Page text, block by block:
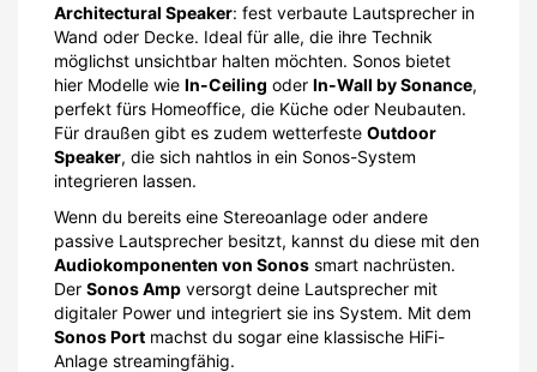
Architectural Speaker: fest verbaute Lautsprecher in
Wand oder Decke. Ideal für alle, die ihre Technik
möglichst unsichtbar halten möchten. Sonos bietet
hier Modelle wie In-Ceiling oder In-Wall by Sonance,
perfekt fürs Homeoffice, die Küche oder Neubauten.
Für draußen gibt es zudem wetterfeste Outdoor
Speaker, die sich nahtlos in ein Sonos-System
integrieren lassen.
Wenn du bereits eine Stereoanlage oder andere
passive Lautsprecher besitzt, kannst du diese mit den
Audiokomponenten von Sonos smart nachrüsten.
Der Sonos Amp versorgt deine Lautsprecher mit
digitaler Power und integriert sie ins System. Mit dem
Sonos Port machst du sogar eine klassische HiFi-
Anlage streamingfähig.